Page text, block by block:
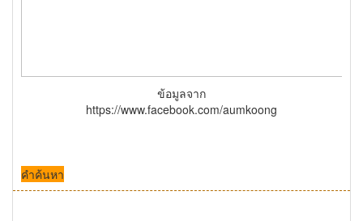
ข้อมูลจาก
https://www.facebook.com/aumkoong
คำค้นหา